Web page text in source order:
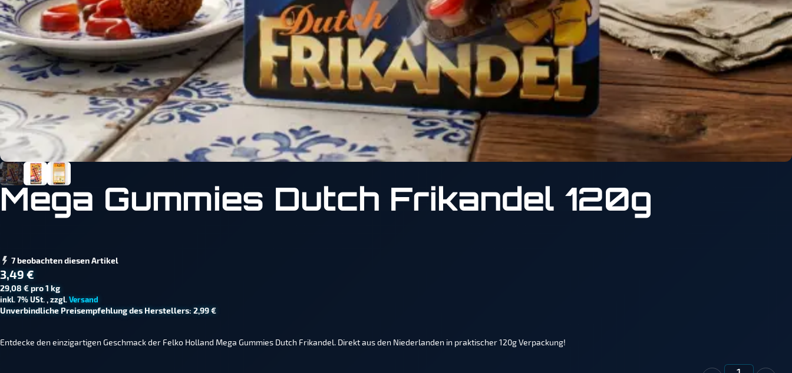
Mega Gummies Dutch Frikandel 120g
7 beobachten diesen Artikel
3,49 €
29,08 € pro 1 kg
inkl. 7% USt. , zzgl. Versand
Unverbindliche Preisempfehlung des Herstellers: 2,99 €
Entdecke den einzigartigen Geschmack der Felko Holland Mega Gummies Dutch Frikandel. Direkt aus den Niederlanden in praktischer 120g Verpackung!